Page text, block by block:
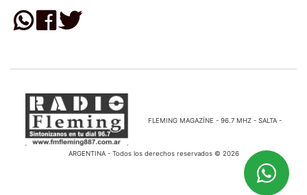
FLEMING MAGAZÍNE - 96.7 MHZ - SALTA -
ARGENTINA - Todos los derechos reservados © 2026